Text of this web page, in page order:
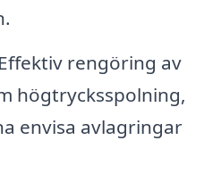
Effektiv rengöring av
högtrycksspolning,
envisa avlagringar